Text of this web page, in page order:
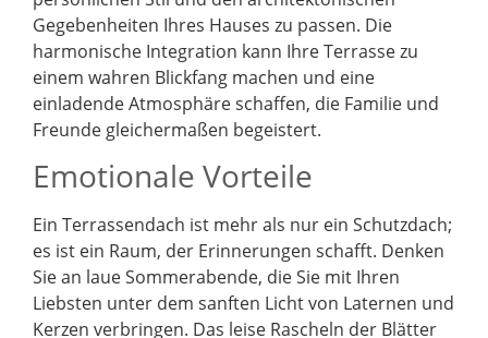
Gegebenheiten Ihres Hauses zu passen. Die
harmonische Integration kann Ihre Terrasse zu
einem wahren Blickfang machen und eine
einladende Atmosphäre schaffen, die Familie und
Freunde gleichermaßen begeistert.
Emotionale Vorteile
Ein Terrassendach ist mehr als nur ein Schutzdach;
es ist ein Raum, der Erinnerungen schafft. Denken
Sie an laue Sommerabende, die Sie mit Ihren
Liebsten unter dem sanften Licht von Laternen und
Kerzen verbringen. Das leise Rascheln der Blätter